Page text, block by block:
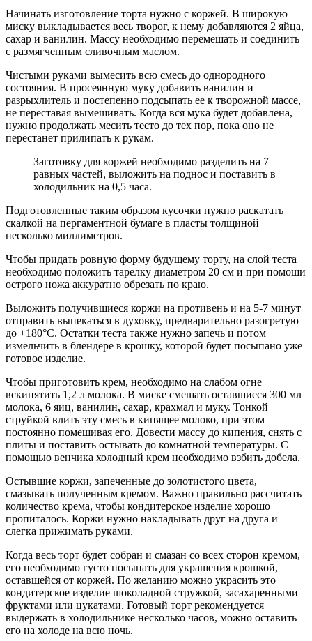
Начинать изготовление торта нужно с коржей. В широкую
миску выкладывается весь творог, к нему добавляются 2 яйца,
сахар и ванилин. Массу необходимо перемешать и соединить
с размягченным сливочным маслом.
Чистыми руками вымесить всю смесь до однородного
состояния. В просеянную муку добавить ванилин и
разрыхлитель и постепенно подсыпать ее к творожной массе,
не переставая вымешивать. Когда вся мука будет добавлена,
нужно продолжать месить тесто до тех пор, пока оно не
перестанет прилипать к рукам.
Заготовку для коржей необходимо разделить на 7
равных частей, выложить на поднос и поставить в
холодильник на 0,5 часа.
Подготовленные таким образом кусочки нужно раскатать
скалкой на пергаментной бумаге в пласты толщиной
несколько миллиметров.
Чтобы придать ровную форму будущему торту, на слой теста
необходимо положить тарелку диаметром 20 см и при помощи
острого ножа аккуратно обрезать по краю.
Выложить получившиеся коржи на противень и на 5-7 минут
отправить выпекаться в духовку, предварительно разогретую
до +180°С. Остатки теста также нужно запечь и потом
измельчить в блендере в крошку, которой будет посыпано уже
готовое изделие.
Чтобы приготовить крем, необходимо на слабом огне
вскипятить 1,2 л молока. В миске смешать оставшиеся 300 мл
молока, 6 яиц, ванилин, сахар, крахмал и муку. Тонкой
струйкой влить эту смесь в кипящее молоко, при этом
постоянно помешивая его. Довести массу до кипения, снять с
плиты и поставить остывать до комнатной температуры. С
помощью венчика холодный крем необходимо взбить добела.
Остывшие коржи, запеченные до золотистого цвета,
смазывать полученным кремом. Важно правильно рассчитать
количество крема, чтобы кондитерское изделие хорошо
пропиталось. Коржи нужно накладывать друг на друга и
слегка прижимать руками.
Когда весь торт будет собран и смазан со всех сторон кремом,
его необходимо густо посыпать для украшения крошкой,
оставшейся от коржей. По желанию можно украсить это
кондитерское изделие шоколадной стружкой, засахаренными
фруктами или цукатами. Готовый торт рекомендуется
выдержать в холодильнике несколько часов, можно оставить
его на холоде на всю ночь.